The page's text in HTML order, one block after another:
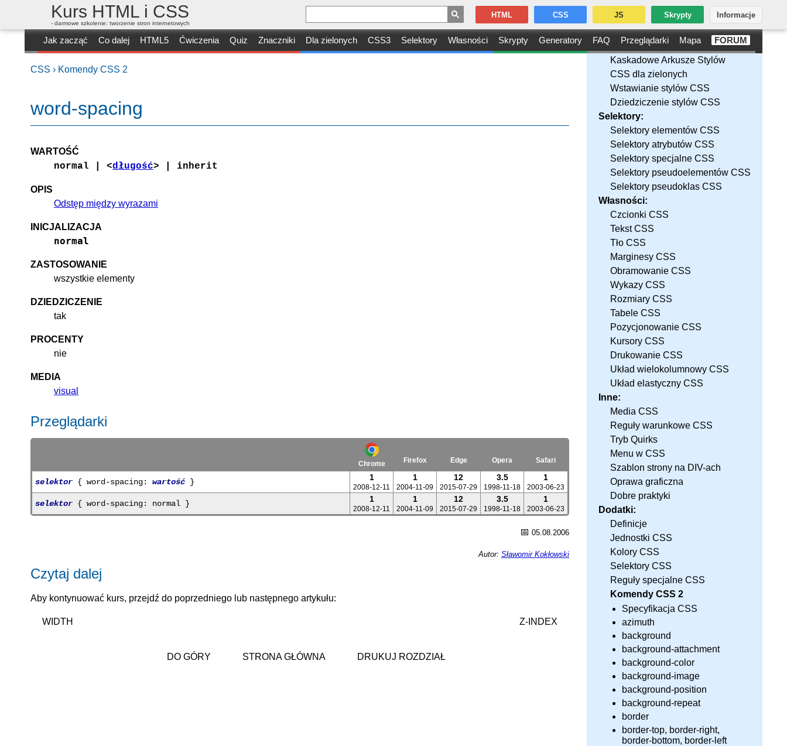
Kurs HTML i CSS
- darmowe szkolenie: tworzenie stron internetowych
Jak zacząć Co dalej HTML5 Ćwiczenia Quiz Znaczniki Dla zielonych CSS3 Selektory Własności Skrypty Generatory FAQ Przeglądarki Mapa FORUM
HTML CSS
Kaskadowe Arkusze Stylów
CSS dla zielonych
Wstawianie stylów CSS
Dziedziczenie stylów CSS
Selektory:
Selektory elementów CSS
Selektory atrybutów CSS
Selektory specjalne CSS
Selektory pseudoelementów CSS
Selektory pseudoklas CSS
Własności:
Czcionki CSS
Tekst CSS
Tło CSS
Marginesy CSS
Obramowanie CSS
Wykazy CSS
Rozmiary CSS
Tabele CSS
Pozycjonowanie CSS
Kursory CSS
Drukowanie CSS
Układ wielokolumnowy CSS
Układ elastyczny CSS
Inne:
Media CSS
Reguły warunkowe CSS
Tryb Quirks
Menu w CSS
Szablon strony na DIV-ach
Oprawa graficzna
Dobre praktyki
Dodatki:
Definicje
Jednostki CSS
Kolory CSS
Selektory CSS
Reguły specjalne CSS
Komendy CSS 2
Specyfikacja CSS
azimuth
background
background-attachment
background-color
background-image
background-position
background-repeat
border
border-top, border-right,
border-bottom, border-left
JS Skrypty Informacje
CSS › Komendy CSS 2
word-spacing
WARTOŚĆ
normal | <długość> | inherit
OPIS
Odstęp między wyrazami
INICJALIZACJA
normal
ZASTOSOWANIE
wszystkie elementy
DZIEDZICZENIE
tak
PROCENTY
nie
MEDIA
visual
Przeglądarki
Chrome Firefox Edge Opera Safari
selektor { word-spacing: wartość } 1
2008-12-11
1
2004-11-09
12
2015-07-29
3.5
1998-11-18
1
2003-06-23
selektor { word-spacing: normal } 1
2008-12-11
1
2004-11-09
12
2015-07-29
3.5
1998-11-18
1
2003-06-23
📅 05.08.2006
Autor: Sławomir Kokłowski
Czytaj dalej
Aby kontynuować kurs, przejdź do poprzedniego lub następnego artykułu:
WIDTH Z-INDEX
DO GÓRY STRONA GŁÓWNA DRUKUJ ROZDZIAŁ